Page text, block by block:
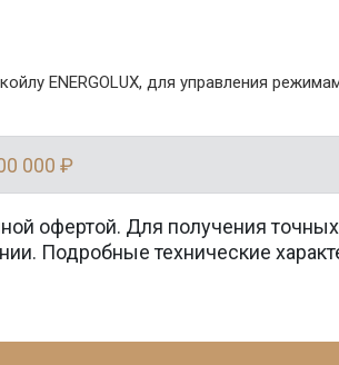
ENERGOLUX, для управления
000 ₽
офертой. Для получения
Подробные технические